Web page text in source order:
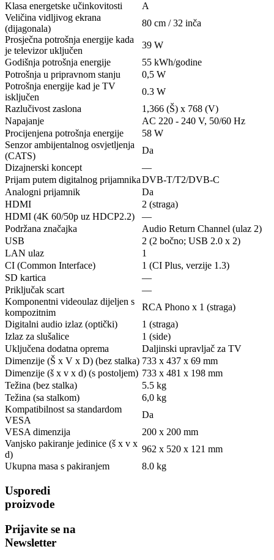
Klasa energetske učinkovitosti
A
Veličina vidljivog ekrana
(dijagonala)
80 cm / 32 inča
Prosječna potrošnja energije kada
je televizor uključen
39 W
Godišnja potrošnja energije
55 kWh/godine
Potrošnja u pripravnom stanju
0,5 W
Potrošnja energije kad je TV
isključen
0.3 W
Razlučivost zaslona
1,366 (Š) x 768 (V)
Napajanje
AC 220 - 240 V, 50/60 Hz
Procijenjena potrošnja energije
58 W
Senzor ambijentalnog osvjetljenja
(CATS)
Da
Dizajnerski koncept
—
Prijam putem digitalnog prijamnikaDVB-T/T2/DVB-C
Analogni prijamnik
Da
HDMI
2 (straga)
HDMI (4K 60/50p uz HDCP2.2)
—
Podržana značajka
Audio Return Channel (ulaz 2)
USB
2 (2 bočno; USB 2.0 x 2)
LAN ulaz
1
CI (Common Interface)
1 (CI Plus, verzije 1.3)
SD kartica
—
Priključak scart
—
Komponentni videoulaz dijeljen s
kompozitnim
RCA Phono x 1 (straga)
Digitalni audio izlaz (optički)
1 (straga)
Izlaz za slušalice
1 (side)
Uključena dodatna oprema
Daljinski upravljač za TV
Dimenzije (Š x V x D) (bez stalka) 733 x 437 x 69 mm
Dimenzije (š x v x d) (s postoljem) 733 x 481 x 198 mm
Težina (bez stalka)
5.5 kg
Težina (sa stalkom)
6,0 kg
Kompatibilnost sa standardom
VESA
Da
VESA dimenzija
200 x 200 mm
Vanjsko pakiranje jedinice (š x v x
d)
962 x 520 x 121 mm
Ukupna masa s pakiranjem
8.0 kg
Usporedi
proizvode
Prijavite se na
Newsletter